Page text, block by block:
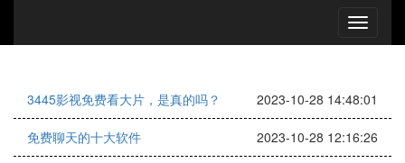
3445影视免费看大片，是真的吗？ 2023-10-28 14:48:01
免费聊天的十大软件 2023-10-28 12:16:26